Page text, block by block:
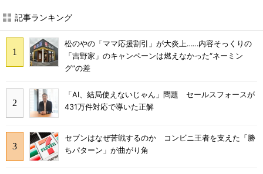
記事ランキング
松のやの「ママ応援割引」が大炎上……内容そっくりの
「吉野家」のキャンペーンは燃えなかった“ネーミン
グ”の差
「AI、結局使えないじゃん」問題 セールスフォースが
431万件対応で導いた正解
セブンはなぜ苦戦するのか コンビニ王者を支えた「勝
ちパターン」が曲がり角